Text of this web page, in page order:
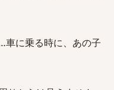
車に乗る時に、あの子